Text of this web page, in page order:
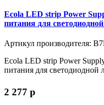
Ecola LED strip Power
питания для
Артикул производителя:
Ecola LED strip Power
питания для светодиодной
2 277 p